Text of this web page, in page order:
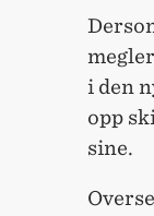
i den
opp
sine.